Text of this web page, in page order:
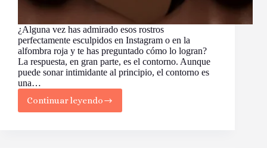
¿Alguna vez has admirado esos rostros
perfectamente esculpidos en Instagram o en la
alfombra roja y te has preguntado cómo lo logran?
La respuesta, en gran parte, es el contorno. Aunque
puede sonar intimidante al principio, el contorno es
una…
Continuar leyendo
Domina
el